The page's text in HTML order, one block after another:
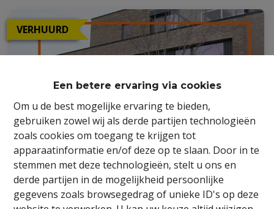
Een betere ervaring via cookies
Om u de best mogelijke ervaring te bieden,
gebruiken zowel wij als derde partijen technologieën
zoals cookies om toegang te krijgen tot
apparaatinformatie en/of deze op te slaan. Door in te
stemmen met deze technologieën, stelt u ons en
derde partijen in de mogelijkheid persoonlijke
gegevens zoals browsegedrag of unieke ID's op deze
VERHUURD
Appartement + garage